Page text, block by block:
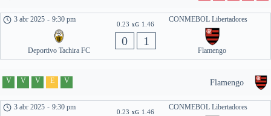
CONMEBOL Libertadores
3 abr 2025 - 9:30 pm
Deportivo Tachira FC
0.23 xG 1.46
0 1
Flamengo
Flamengo
V V V E V
CONMEBOL Libertadores
3 abr 2025 - 9:30 pm
0.23 xG 1.46